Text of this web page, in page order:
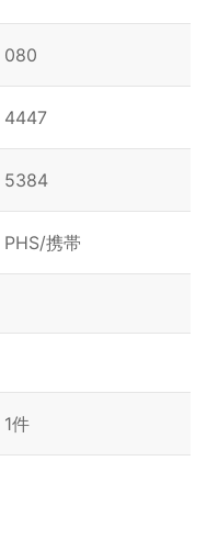
080
4447
5384
PHS/携帯
1件